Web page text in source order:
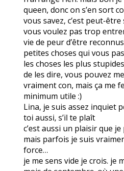
queen, donc on s’en sort
vous savez, c’est peut-
vous voulez pas trop
vie de peur d’être
petites choses qui vous
les choses les plus
de les dire, vous pouvez
vraiment con, mais ça me
minimum utile :)
Lina, je suis assez inquiet
toi aussi, s’il te plaît
c’est aussi un plaisir que je
mais parfois je suis
force…
je me sens vide je crois. je